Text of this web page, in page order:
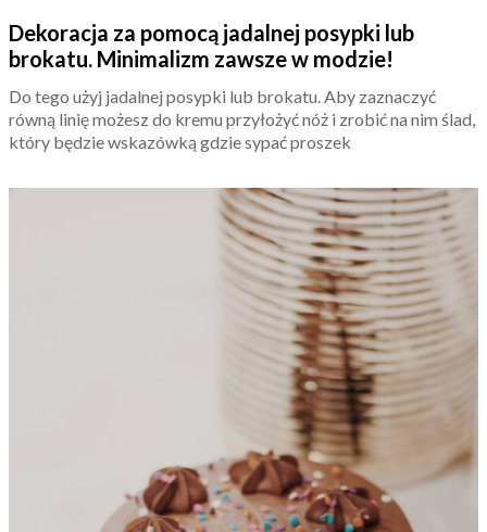
Dekoracja za pomocą jadalnej posypki lub
brokatu. Minimalizm zawsze w modzie!
Do tego użyj jadalnej posypki lub brokatu. Aby zaznaczyć
równą linię możesz do kremu przyłożyć nóż i zrobić na nim ślad,
który będzie wskazówką gdzie sypać proszek